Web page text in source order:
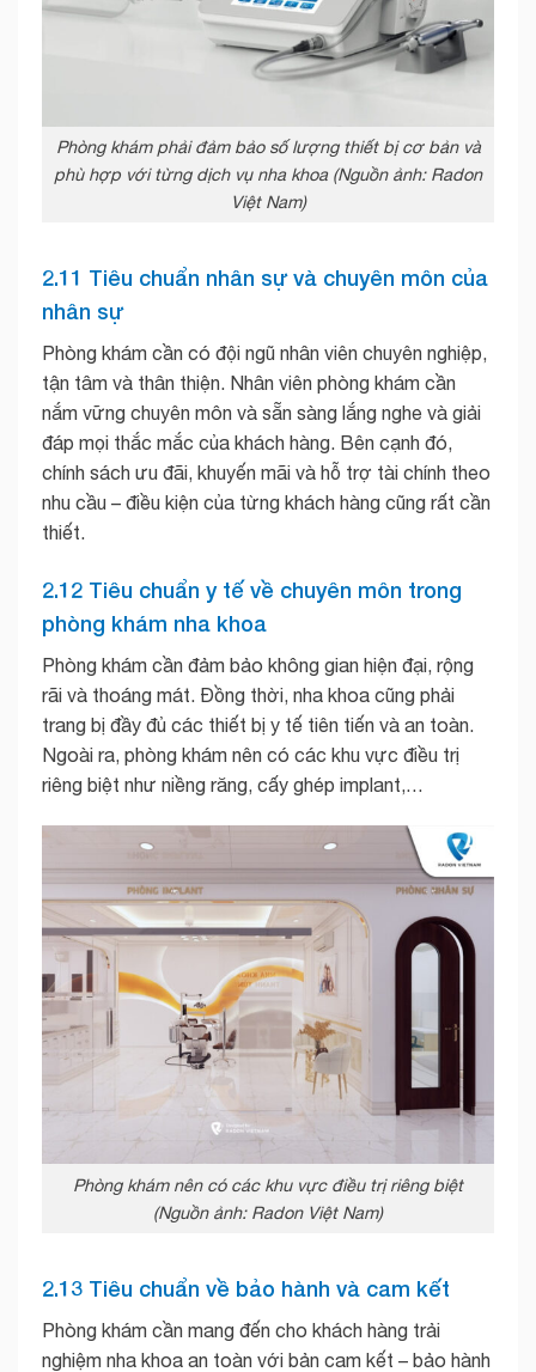
Phòng khám phải đảm bảo số lượng thiết bị cơ bản và
phù hợp với từng dịch vụ nha khoa (Nguồn ảnh: Radon
Việt Nam)
2.11 Tiêu chuẩn nhân sự và chuyên môn của
nhân sự
Phòng khám cần có đội ngũ nhân viên chuyên nghiệp,
tận tâm và thân thiện. Nhân viên phòng khám cần
nắm vững chuyên môn và sẵn sàng lắng nghe và giải
đáp mọi thắc mắc của khách hàng. Bên cạnh đó,
chính sách ưu đãi, khuyến mãi và hỗ trợ tài chính theo
nhu cầu – điều kiện của từng khách hàng cũng rất cần
thiết.
2.12 Tiêu chuẩn y tế về chuyên môn trong
phòng khám nha khoa
Phòng khám cần đảm bảo không gian hiện đại, rộng
rãi và thoáng mát. Đồng thời, nha khoa cũng phải
trang bị đầy đủ các thiết bị y tế tiên tiến và an toàn.
Ngoài ra, phòng khám nên có các khu vực điều trị
riêng biệt như niềng răng, cấy ghép implant,…
Phòng khám nên có các khu vực điều trị riêng biệt
(Nguồn ảnh: Radon Việt Nam)
2.13 Tiêu chuẩn về bảo hành và cam kết
Phòng khám cần mang đến cho khách hàng trải
nghiệm nha khoa an toàn với bản cam kết – bảo hành